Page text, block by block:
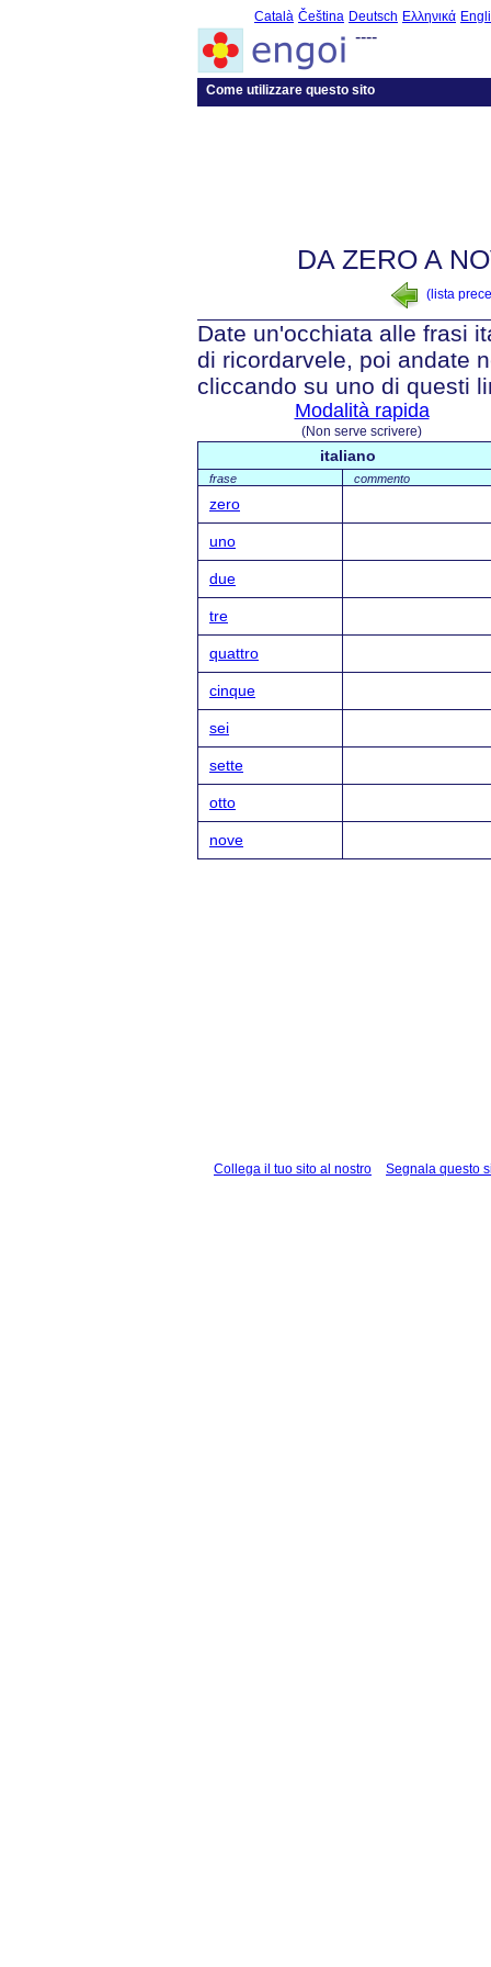
Català Čeština Deutsch Ελληνικά
----
Come utilizzare questo sito
DA ZERO A
(lista
Date un'occhiata alle frasi
di ricordarvele, poi andate
cliccando su uno di questi
Modalità rapida
(Non serve scrivere)
italiano
frase commento
zero
uno
due
tre
quattro
cinque
sei
sette
otto
nove
Collega il tuo sito al nostro Segnala questo